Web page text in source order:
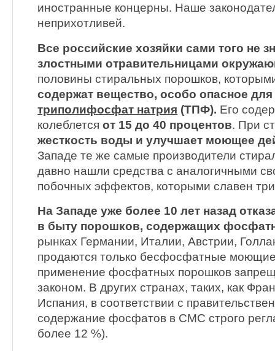
иностранные концерны. Наше
неприхотливей.
Все российские хозяйки сами того не
злостными отравительницами
половины стиральных порошков,
содержат вещество, особо опасное
триполифосфат натрия (ТПФ). Его
колеблется от 15 до 40 процентов. При
жесткость воды и улучшает моющее
Западе те же самые производители
давно нашли средства с аналогичными
побочных эффектов, которыми славен
На Западе уже более 10 лет назад
в быту порошков, содержащих
рынках Германии, Италии, Австрии,
продаются только бесфосфатные
применение фосфатных порошков
законом. В других странах, таких, как
Испания, в соответствии с
содержание фосфатов в СМС строго
более 12 %).